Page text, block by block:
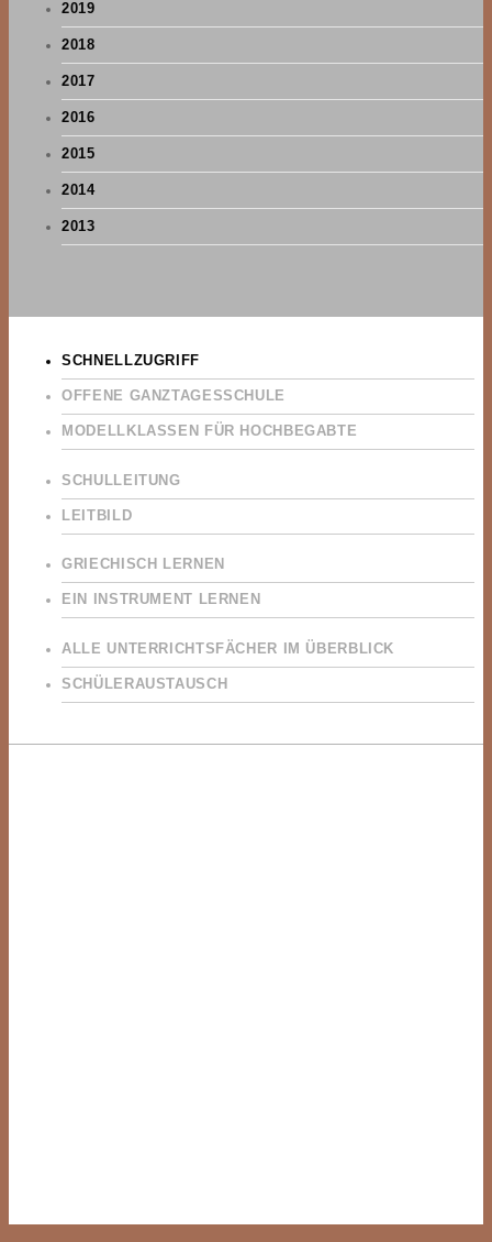
2019
2018
2017
2016
2015
2014
2013
SCHNELLZUGRIFF
OFFENE GANZTAGESSCHULE
MODELLKLASSEN FÜR HOCHBEGABTE
SCHULLEITUNG
LEITBILD
GRIECHISCH LERNEN
EIN INSTRUMENT LERNEN
ALLE UNTERRICHTSFÄCHER IM ÜBERBLICK
SCHÜLERAUSTAUSCH